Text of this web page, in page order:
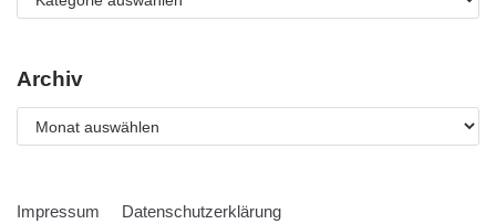
Archiv
Impressum Datenschutzerklärung